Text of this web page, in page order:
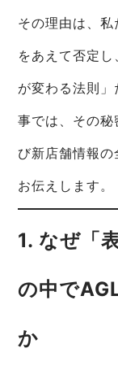
その理由は、私
をあえて否定
が変わる法則
事では、その
び新店舗情報
お伝えします。
1. なぜ「
の中で
か